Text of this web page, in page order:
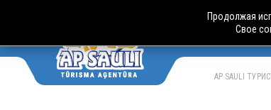
AP SAULI
Продолжая
Свое